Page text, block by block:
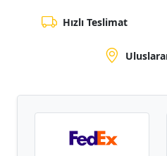
Hızlı Teslimat